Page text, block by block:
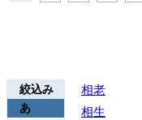
絞込み
あ
相老
相生